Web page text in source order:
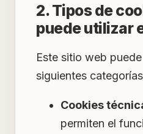
2. Tipos de
puede utilizar
Este sitio web
siguientes
Cookies
permiten el